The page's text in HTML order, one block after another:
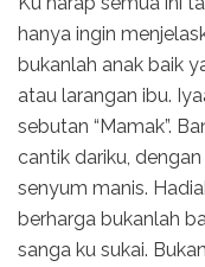
hanya ingin
bukanlah anak baik
atau larangan ibu.
sebutan “Mamak”.
cantik dariku,
senyum manis.
berharga bukanlah
sanga ku sukai.